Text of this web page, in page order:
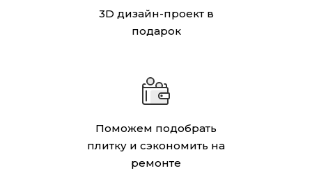
3D дизайн-проект в
подарок
Поможем подобрать
плитку и сэкономить на
ремонте